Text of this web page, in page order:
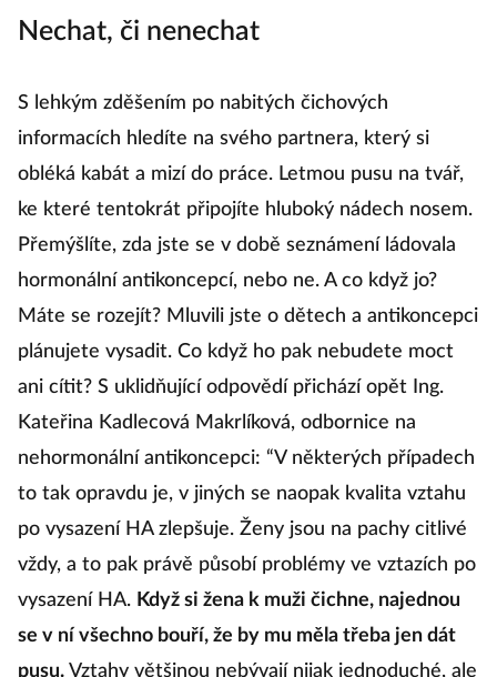
Nechat, či nenechat
S lehkým zděšením po nabitých čichových
informacích hledíte na svého partnera, který si
obléká kabát a mizí do práce. Letmou pusu na tvář,
ke které tentokrát připojíte hluboký nádech nosem.
Přemýšlíte, zda jste se v době seznámení ládovala
hormonální antikoncepcí, nebo ne. A co když jo?
Máte se rozejít? Mluvili jste o dětech a antikoncepci
plánujete vysadit. Co když ho pak nebudete moct
ani cítit? S uklidňující odpovědí přichází opět Ing.
Kateřina Kadlecová Makrlíková, odbornice na
nehormonální antikoncepci: “V některých případech
to tak opravdu je, v jiných se naopak kvalita vztahu
po vysazení HA zlepšuje. Ženy jsou na pachy citlivé
vždy, a to pak právě působí problémy ve vztazích po
vysazení HA. Když si žena k muži čichne, najednou
se v ní všechno bouří, že by mu měla třeba jen dát
pusu. Vztahy většinou nebývají nijak jednoduché, ale